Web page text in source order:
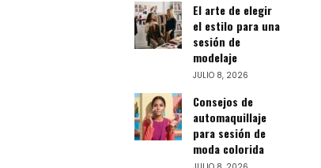
El arte de elegir
el estilo para una
sesión de
modelaje
JULIO 8, 2026
Consejos de
automaquillaje
para sesión de
moda colorida